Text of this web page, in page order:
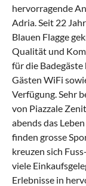
hervorragende
Adria. Seit 22
Blauen Flagge
Qualität und
für die
Gästen WiFi
Verfügung. Sehr
von Piazzale
abends das
finden grosse
kreuzen sich
viele
Erlebnisse in